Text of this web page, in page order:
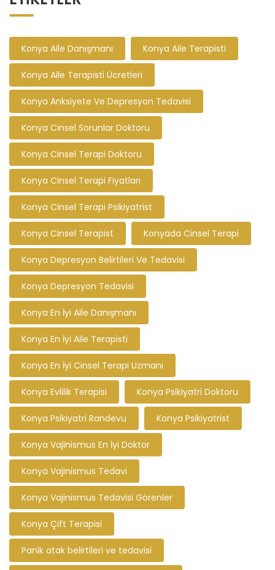
Konya Aile Danışmanı Konya Aile Terapisti
Konya Aile Terapisti Ücretleri
Konya Anksiyete Ve Depresyon Tedavisi
Konya Cinsel Sorunlar Doktoru
Konya Cinsel Terapi Doktoru
Konya Cinsel Terapi Fiyatları
Konya Cinsel Terapi Psikiyatrist
Konya Cinsel Terapist Konyada Cinsel Terapi
Konya Depresyon Belirtileri Ve Tedavisi
Konya Depresyon Tedavisi
Konya En İyi Aile Danışmanı
Konya En İyi Aile Terapisti
Konya En İyi Cinsel Terapi Uzmanı
Konya Evlilik Terapisi Konya Psikiyatri Doktoru
Konya Psikiyatri Randevu Konya Psikiyatrist
Konya Vajinismus En İyi Doktor
Konya Vajinismus Tedavi
Konya Vajinismus Tedavisi Görenler
Konya Çift Terapisi
Panik atak belirtileri ve tedavisi